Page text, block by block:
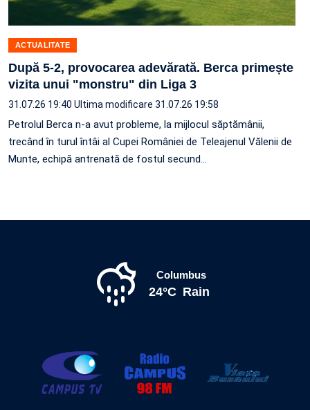
ACTUALITATE
După 5-2, provocarea adevărată. Berca primește
vizita unui "monstru" din Liga 3
31.07.26 19:40 Ultima modificare 31.07.26 19:58
Petrolul Berca n-a avut probleme, la mijlocul săptămânii,
trecând în turul întâi al Cupei României de Teleajenul Vălenii de
Munte, echipă antrenată de fostul secund…
Columbus
24°C Rain